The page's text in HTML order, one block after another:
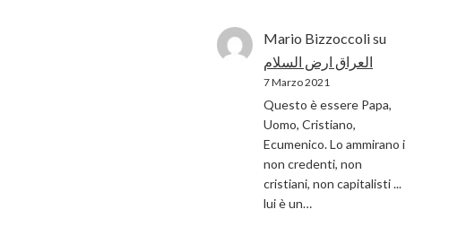
Mario Bizzoccolisu
العراق ارض السلام
7 Marzo 2021
Questo è essere Papa,
Uomo, Cristiano,
Ecumenico. Lo ammirano i
non credenti, non
cristiani, non capitalisti ...
lui è un…